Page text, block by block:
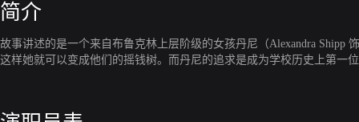
简介
故事讲述的是一个来自布鲁克林上层阶级的女孩丹尼（Alexandra
这样她就可以变成他们的摇钱树。而丹尼的追求是成为学校历史上第一